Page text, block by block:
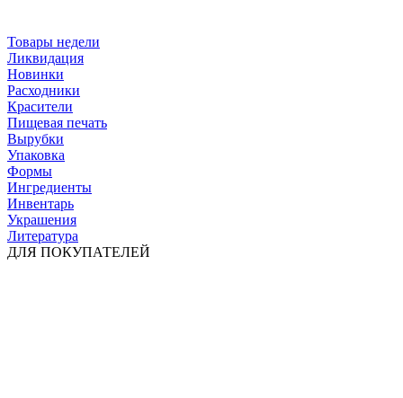
Товары недели
Ликвидация
Новинки
Расходники
Красители
Пищевая печать
Вырубки
Упаковка
Формы
Ингредиенты
Инвентарь
Украшения
Литература
ДЛЯ ПОКУПАТЕЛЕЙ